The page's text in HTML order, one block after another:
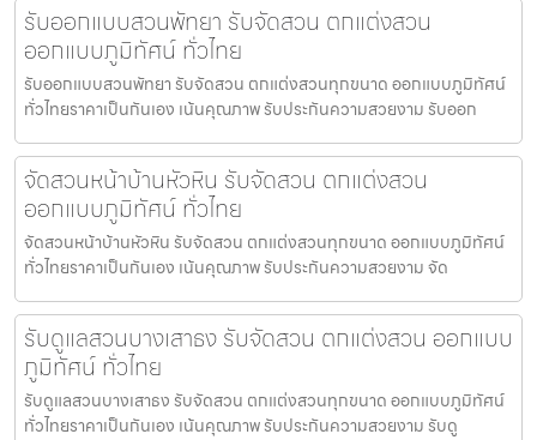
รับออกแบบสวนพัทยา รับจัดสวน ตกแต่งสวน
ออกแบบภูมิทัศน์ ทั่วไทย
รับออกแบบสวนพัทยา รับจัดสวน ตกแต่งสวนทุกขนาด ออกแบบภูมิทัศน์
ทั่วไทยราคาเป็นกันเอง เน้นคุณภาพ รับประกันความสวยงาม รับออก
จัดสวนหน้าบ้านหัวหิน รับจัดสวน ตกแต่งสวน
ออกแบบภูมิทัศน์ ทั่วไทย
จัดสวนหน้าบ้านหัวหิน รับจัดสวน ตกแต่งสวนทุกขนาด ออกแบบภูมิทัศน์
ทั่วไทยราคาเป็นกันเอง เน้นคุณภาพ รับประกันความสวยงาม จัด
รับดูแลสวนบางเสาธง รับจัดสวน ตกแต่งสวน ออกแบบ
ภูมิทัศน์ ทั่วไทย
รับดูแลสวนบางเสาธง รับจัดสวน ตกแต่งสวนทุกขนาด ออกแบบภูมิทัศน์
ทั่วไทยราคาเป็นกันเอง เน้นคุณภาพ รับประกันความสวยงาม รับดู